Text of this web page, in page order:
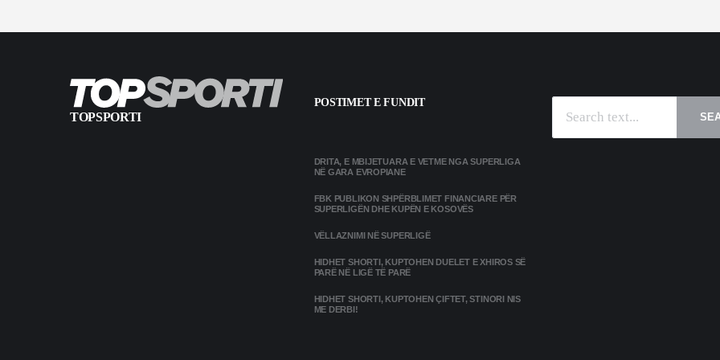
TOPSPORTI
POSTIMET E FUNDIT
DRITA, E MBIJETUARA E VETME NGA SUPERLIGA
NË GARA EVROPIANE
FBK PUBLIKON SHPËRBLIMET FINANCIARE PËR
SUPERLIGËN DHE KUPËN E KOSOVËS
VËLLAZNIMI NË SUPERLIGË
HIDHET SHORTI, KUPTOHEN DUELET E XHIROS SË
PARË NË LIGË TË PARË
HIDHET SHORTI, KUPTOHEN ÇIFTET, STINORI NIS
ME DERBI!